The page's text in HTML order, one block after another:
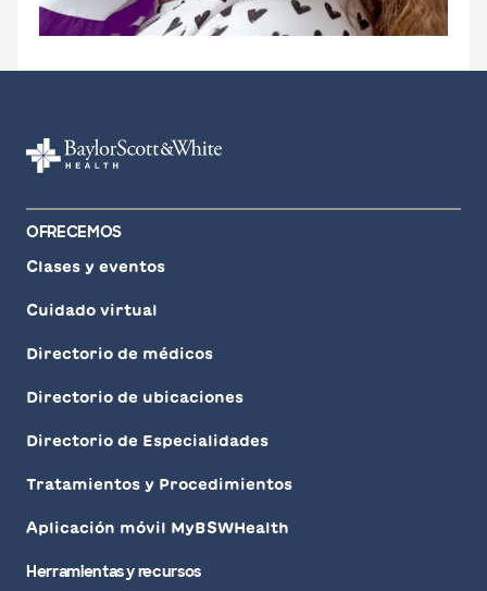
OFRECEMOS
Clases y eventos
Cuidado virtual
Directorio de médicos
Directorio de ubicaciones
Directorio de Especialidades
Tratamientos y Procedimientos
Aplicación móvil MyBSWHealth
Herramientas y recursos